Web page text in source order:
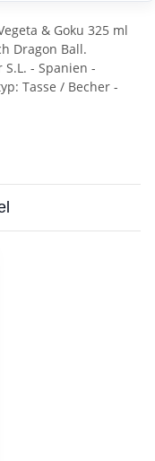
& Goku 325 ml
Dragon Ball.
- Spanien -
Tasse / Becher -